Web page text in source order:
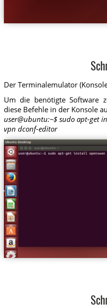
Der Terminalemulator
Um die benötigte Software
diese Befehle in der Konsole
user@ubuntu:~$ sudo apt-get
vpn dconf-editor